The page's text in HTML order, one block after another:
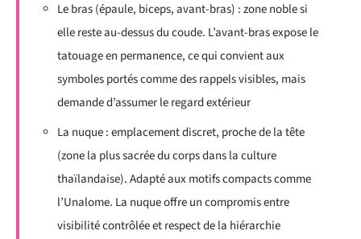
Le bras (épaule, biceps, avant-bras) : zone noble si
elle reste au-dessus du coude. L’avant-bras expose le
tatouage en permanence, ce qui convient aux
symboles portés comme des rappels visibles, mais
demande d’assumer le regard extérieur
La nuque : emplacement discret, proche de la tête
(zone la plus sacrée du corps dans la culture
thaïlandaise). Adapté aux motifs compacts comme
l’Unalome. La nuque offre un compromis entre
visibilité contrôlée et respect de la hiérarchie